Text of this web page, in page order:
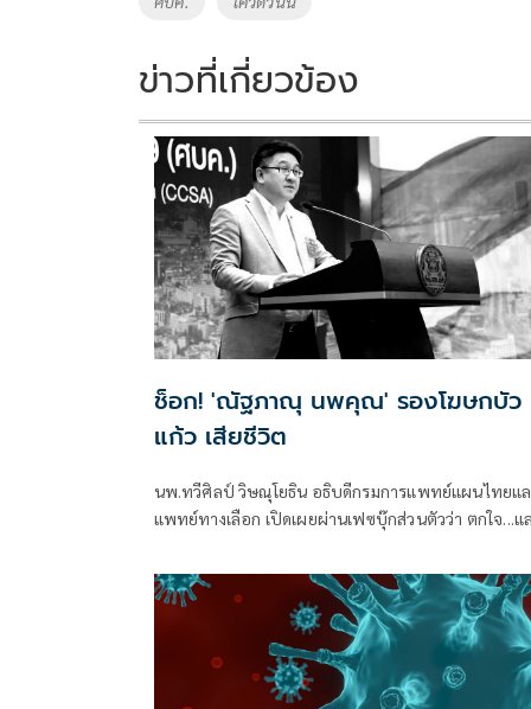
k k
ข่าวที่เกี่ยวข้อง
ช็อก! 'ณัฐภาณุ นพคุณ' รองโฆษกบัว
แก้ว เสียชีวิต
นพ.ทวีศิลป์ วิษณุโยธิน อธิบดีกรมการแพทย์แผนไทยแ
แพทย์ทางเลือก เปิดเผยผ่านเฟซบุ๊กส่วนตัวว่า ตกใจ...แ
ภาษาอังกฤษ ที่